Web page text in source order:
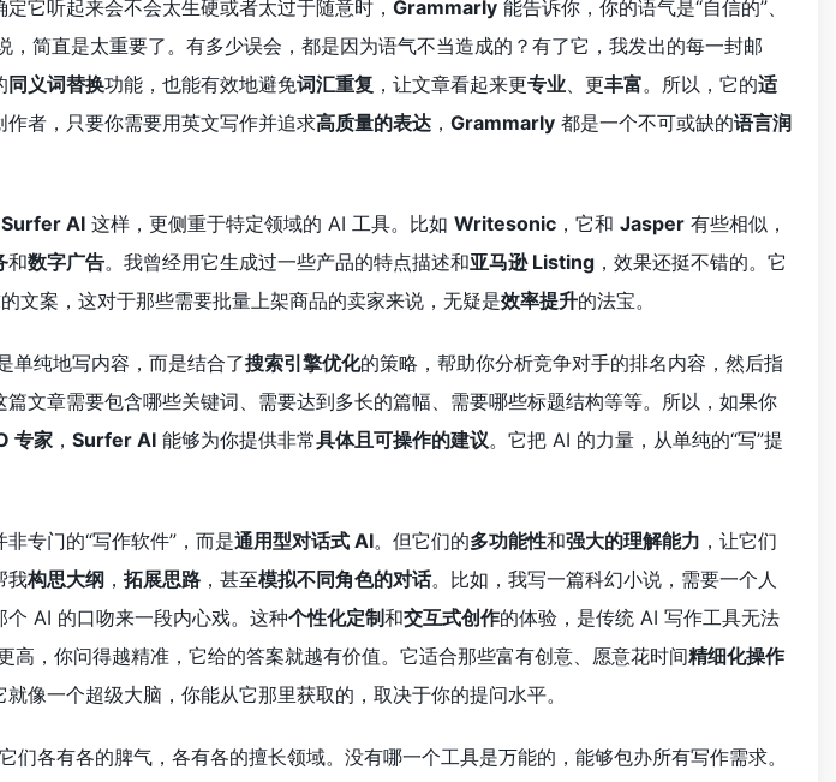
它听起来会不会太生硬或者太过于随意时， Grammarly 能告诉你，你的语气是“自信的”、
，简直是太重要了。有多少误会，都是因为语气不当造成的？有了它，我发出的每一封邮
同义词替换功能，也能有效地避免词汇重复 ，让文章看起来更专业、更丰富。所以，它的适
者，只要你需要用英文写作并追求高质量的表达 ， Grammarly 都是一个不可或缺的语言润
Surfer AI 这样，更侧重于特定领域的 AI 工具。比如 Writesonic ，它和 Jasper 有些相似，
和数字广告。我曾经用它生成过一些产品的特点描述和亚马逊 Listing ，效果还挺不错的。它
文案，这对于那些需要批量上架商品的卖家来说，无疑是效率提升的法宝。
单纯地写内容，而是结合了搜索引擎优化的策略，帮助你分析竞争对手的排名内容，然后指
文章需要包含哪些关键词、需要达到多长的篇幅、需要哪些标题结构等等。所以，如果你
专家 ， Surfer AI 能够为你提供非常具体且可操作的建议。它把 AI 的力量，从单纯的“写”提
专门的“写作软件”，而是通用型对话式 AI。但它们的多功能性和强大的理解能力 ，让它们
我构思大纲 ， 拓展思路 ，甚至模拟不同角色的对话。比如，我写一篇科幻小说，需要一个人
个 AI 的口吻来一段内心戏。这种个性化定制和交互式创作的体验，是传统 AI 写作工具无法
高，你问得越精准，它给的答案就越有价值。它适合那些富有创意、愿意花时间精细化操作
就像一个超级大脑，你能从它那里获取的，取决于你的提问水平。
们各有各的脾气，各有各的擅长领域。没有哪一个工具是万能的，能够包办所有写作需求。